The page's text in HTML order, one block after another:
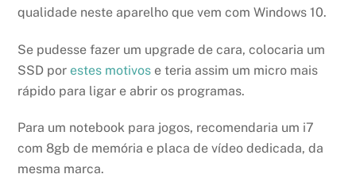
qualidade neste aparelho que vem com Windows 10.
Se pudesse fazer um upgrade de cara, colocaria um
SSD porestes motivos e teria assim um micro mais
rápido para ligar e abrir os programas.
Para um notebook para jogos, recomendaria um i7
com 8gb de memória e placa de vídeo dedicada, da
mesma marca.